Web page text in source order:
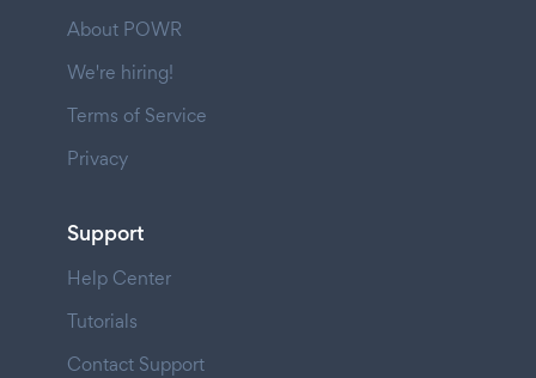
About POWR
We're hiring!
Terms of Service
Privacy
Support
Help Center
Tutorials
Contact Support